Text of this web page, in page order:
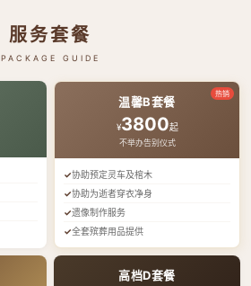
服务套餐
PACKAGE GUIDE
热销
温馨B套餐
¥3800起
不举办告别仪式
协助预定灵车及棺木
协助为逝者穿衣净身
遗像制作服务
全套殡葬用品提供
高档D套餐